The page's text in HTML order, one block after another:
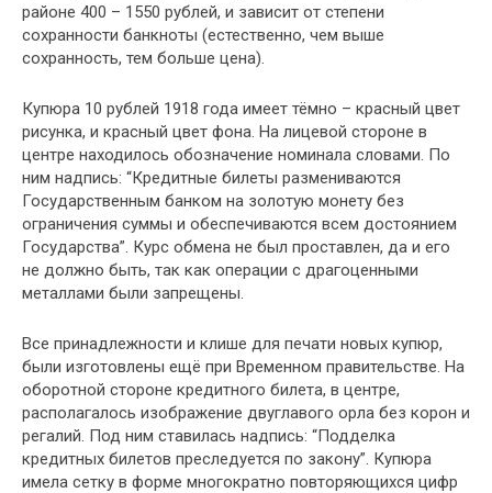
районе 400 – 1550 рублей, и зависит от степени
сохранности банкноты (естественно, чем выше
сохранность, тем больше цена).
Купюра 10 рублей 1918 года имеет тёмно – красный цвет
рисунка, и красный цвет фона. На лицевой стороне в
центре находилось обозначение номинала словами. По
ним надпись: “Кредитные билеты размениваются
Государственным банком на золотую монету без
ограничения суммы и обеспечиваются всем достоянием
Государства”. Курс обмена не был проставлен, да и его
не должно быть, так как операции с драгоценными
металлами были запрещены.
Все принадлежности и клише для печати новых купюр,
были изготовлены ещё при Временном правительстве. На
оборотной стороне кредитного билета, в центре,
располагалось изображение двуглавого орла без корон и
регалий. Под ним ставилась надпись: “Подделка
кредитных билетов преследуется по закону”. Купюра
имела сетку в форме многократно повторяющихся цифр